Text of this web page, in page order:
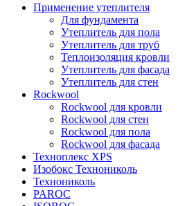
Применение утеплителя
Для фундамента
Утеплитель для пола
Утеплитель для труб
Теплоизоляция кровли
Утеплитель для фасада
Утеплитель для стен
Rockwool
Rockwool для кровли
Rockwool для стен
Rockwool для пола
Rockwool для фасада
Техноплекс XPS
Изобокс Технониколь
Технониколь
PAROC